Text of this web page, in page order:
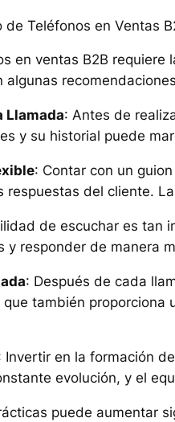
Teléfonos en Ventas
en ventas B2B
Llamada: Antes de
y su historial puede
: Contar con un
del cliente.
de escuchar es tan
y responder de manera
: Después de cada
también
Invertir en la formación
evolución, y el
puede aumentar